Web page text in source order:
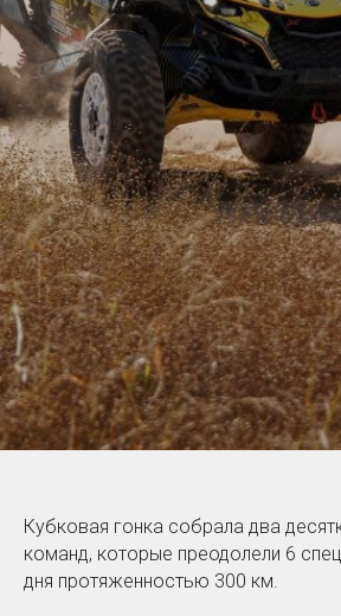
Кубковая гонка собрала два
команд, которые преодолели 6
дня протяженностью 300 км.